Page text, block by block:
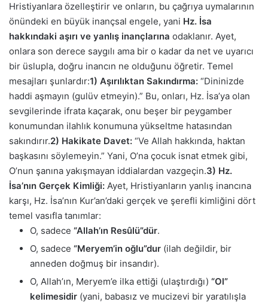
Hristiyanlara özelleştirir ve onların, bu çağrıya uymalarının
önündeki en büyük inançsal engele, yani Hz. İsa
hakkındaki aşırı ve yanlış inançlarına odaklanır. Ayet,
onlara son derece saygılı ama bir o kadar da net ve uyarıcı
bir üslupla, doğru inancın ne olduğunu öğretir. Temel
mesajları şunlardır:1) Aşırılıktan Sakındırma: “Dininizde
haddi aşmayın (gulüv etmeyin).” Bu, onları, Hz. İsa’ya olan
sevgilerinde ifrata kaçarak, onu beşer bir peygamber
konumundan ilahlık konumuna yükseltme hatasından
sakındırır.2) Hakikate Davet: “Ve Allah hakkında, haktan
başkasını söylemeyin.” Yani, O’na çocuk isnat etmek gibi,
O’nun şanına yakışmayan iddialardan vazgeçin.3) Hz.
İsa’nın Gerçek Kimliği: Ayet, Hristiyanların yanlış inancına
karşı, Hz. İsa’nın Kur’an’daki gerçek ve şerefli kimliğini dört
temel vasıfla tanımlar:
O, sadece “Allah’ın Resûlü”dür.
O, sadece “Meryem’in oğlu”dur (ilah değildir, bir
anneden doğmuş bir insandır).
O, Allah’ın, Meryem’e ilka ettiği (ulaştırdığı) “Ol”
kelimesidir (yani, babasız ve mucizevi bir yaratılışla